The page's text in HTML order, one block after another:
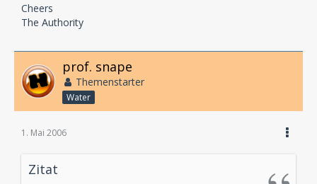
Cheers
The Authority
prof. snape
Themenstarter
Water
1. Mai 2006
Zitat